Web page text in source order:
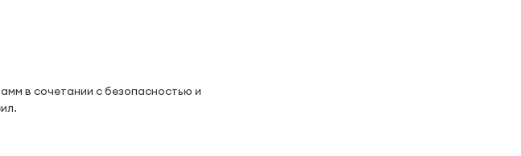
в сочетании с безопасностью и